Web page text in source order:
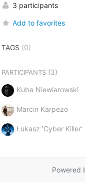
3 participants
Add to favorites
TAGS (0)
PARTICIPANTS(3)
Kuba Niewiarowski
Marcin Karpezo
Łukasz 'Cyber Killer'
Powered